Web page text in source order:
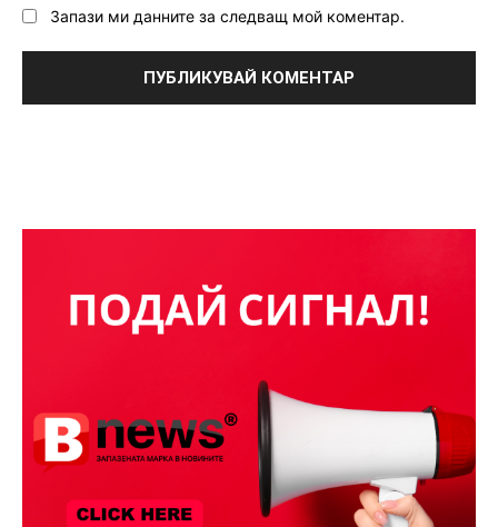
Запази ми данните за следващ мой коментар.